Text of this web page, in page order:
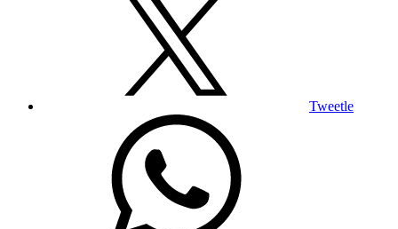
Tweetle